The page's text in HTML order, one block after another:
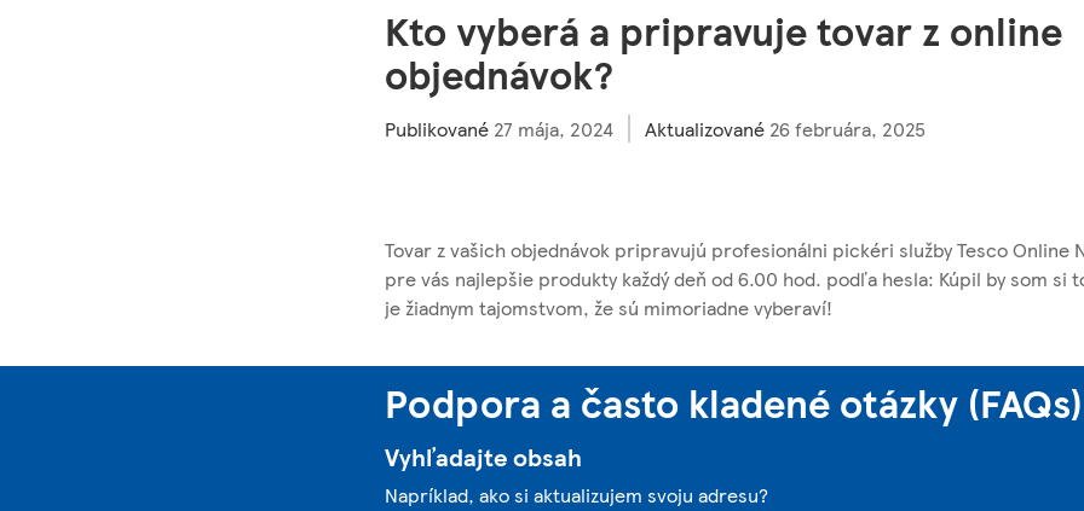
Kto vyberá a pripravuje tovar z online
objednávok?
Publikované 27 mája, 2024 Aktualizované 26 februára, 2025
Tovar z vašich objednávok pripravujú profesionálni pickéri služby Tesco Online
pre vás najlepšie produkty každý deň od 6.00 hod. podľa hesla: Kúpil by som si
je žiadnym tajomstvom, že sú mimoriadne vyberaví!
Podpora a často kladené otázky (FAQs)
Vyhľadajte obsah
Napríklad, ako si aktualizujem svoju adresu?